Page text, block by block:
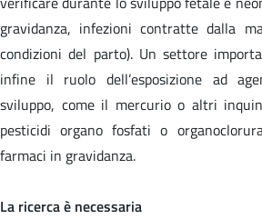
gravidanza, infezioni contratte dalla
condizioni del parto). Un settore
infine il ruolo dell’esposizione ad
sviluppo, come il mercurio o altri
pesticidi organo fosfati o
farmaci in gravidanza.
La ricerca è necessaria